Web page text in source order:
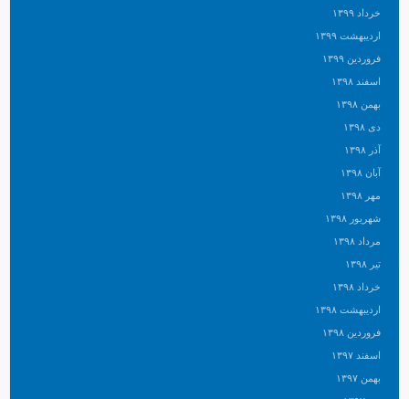
خرداد ۱۳۹۹
اردیبهشت ۱۳۹۹
فروردین ۱۳۹۹
اسفند ۱۳۹۸
بهمن ۱۳۹۸
دی ۱۳۹۸
آذر ۱۳۹۸
آبان ۱۳۹۸
مهر ۱۳۹۸
شهریور ۱۳۹۸
مرداد ۱۳۹۸
تیر ۱۳۹۸
خرداد ۱۳۹۸
اردیبهشت ۱۳۹۸
فروردین ۱۳۹۸
اسفند ۱۳۹۷
بهمن ۱۳۹۷